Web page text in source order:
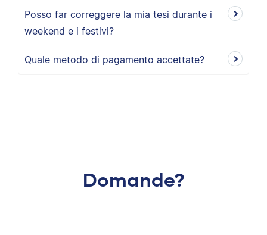
Posso far correggere la mia tesi durante i
weekend e i festivi?
Quale metodo di pagamento accettate?
Domande?